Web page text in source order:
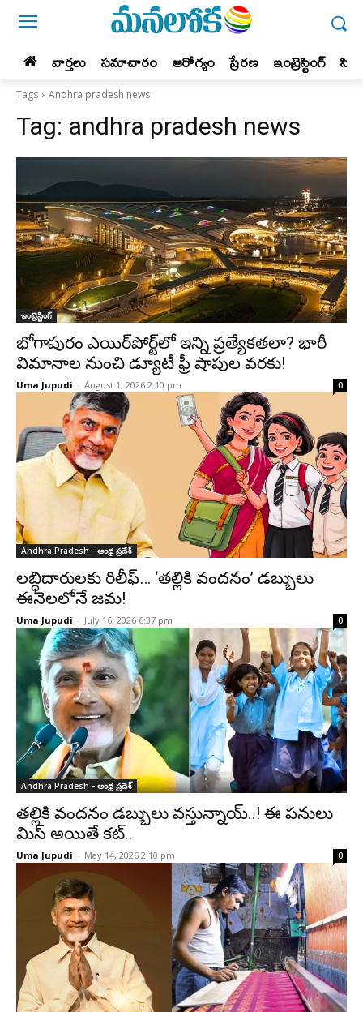
వార్తలు సమాచారం ఆరోగ్యం ప్రేర‌ణ‌ ఇంట్రెస్టింగ్‌
Tags Andhra pradesh news
Tag: andhra pradesh news
ఇంట్రెస్టింగ్‌
భోగాపురం ఎయిర్‌పోర్ట్‌లో ఇన్ని ప్రత్యేకతలా? భారీ
విమానాల నుంచి డ్యూటీ ఫ్రీ షాపుల వరకు!
Uma Jupudi - August 1, 2026 2:10 pm 0
Andhra Pradesh - ఆంధ్ర ప్రదేశ్‌
లబ్ధిదారులకు రిలీఫ్… ‘తల్లికి వందనం’ డబ్బులు
ఈనెలలోనే జమ!
Uma Jupudi - July 16, 2026 6:37 pm 0
Andhra Pradesh - ఆంధ్ర ప్రదేశ్‌
తల్లికి వందనం డబ్బులు వస్తున్నాయ్..! ఈ పనులు
మిస్ అయితే కట్..
Uma Jupudi - May 14, 2026 2:10 pm 0